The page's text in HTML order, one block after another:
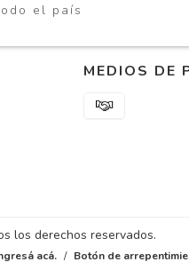
el país
MEDIOS DE
los derechos reservados.
acá. / Botón de